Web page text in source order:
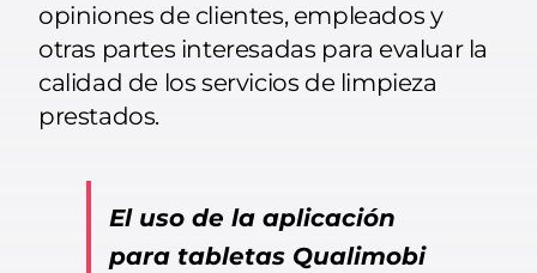
opiniones de clientes, empleados y
otras partes interesadas para evaluar la
calidad de los servicios de limpieza
prestados.
El uso de la aplicación
para tabletas Qualimobi